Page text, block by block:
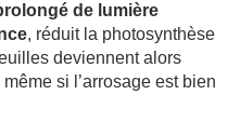
de lumière
, réduit la photosynthèse
deviennent alors
si l’arrosage est bien